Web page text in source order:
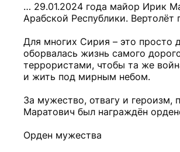
… 29.01.2024 года майор Ирик
Арабской Республики.
Для многих Сирия – это просто
оборвалась жизнь самого
террористами, чтобы та же
и жить под мирным небом.
За мужество, отвагу и героизм,
Маратович был награждён
Орден мужества